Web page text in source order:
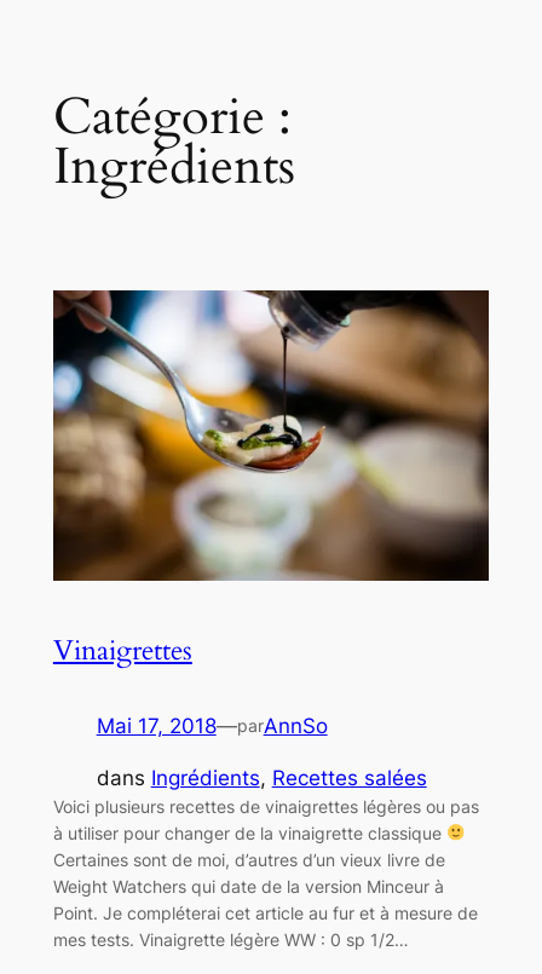
Catégorie :
Ingrédients
Vinaigrettes
Mai 17, 2018—parAnnSo
dans Ingrédients, Recettes salées
Voici plusieurs recettes de vinaigrettes légères ou pas
à utiliser pour changer de la vinaigrette classique
Certaines sont de moi, d’autres d’un vieux livre de
Weight Watchers qui date de la version Minceur à
Point. Je compléterai cet article au fur et à mesure de
mes tests. Vinaigrette légère WW : 0 sp 1/2…